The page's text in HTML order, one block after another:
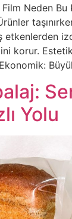
Neden Bu
etkenlerden
korur.
Yolu